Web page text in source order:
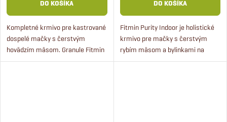
DO KOŠÍKA
Kompletné krmivo pre kastrované
dospelé mačky s čerstvým
hovädzím mäsom. Granule Fitmin
for Life zaručujú vysokú chutnosť.
DO KOŠÍKA
Fitmin Purity Indoor je holistické
krmivo pre mačky s čerstvým
rybím mäsom a bylinkami na
podporu vitality